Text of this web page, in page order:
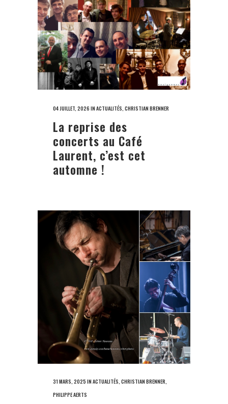
04 JUILLET, 2026 IN ACTUALITÉS, CHRISTIAN BRENNER
La reprise des
concerts au Café
Laurent, c’est cet
automne !
31 MARS, 2025 IN ACTUALITÉS, CHRISTIAN BRENNER,
PHILIPPE AERTS